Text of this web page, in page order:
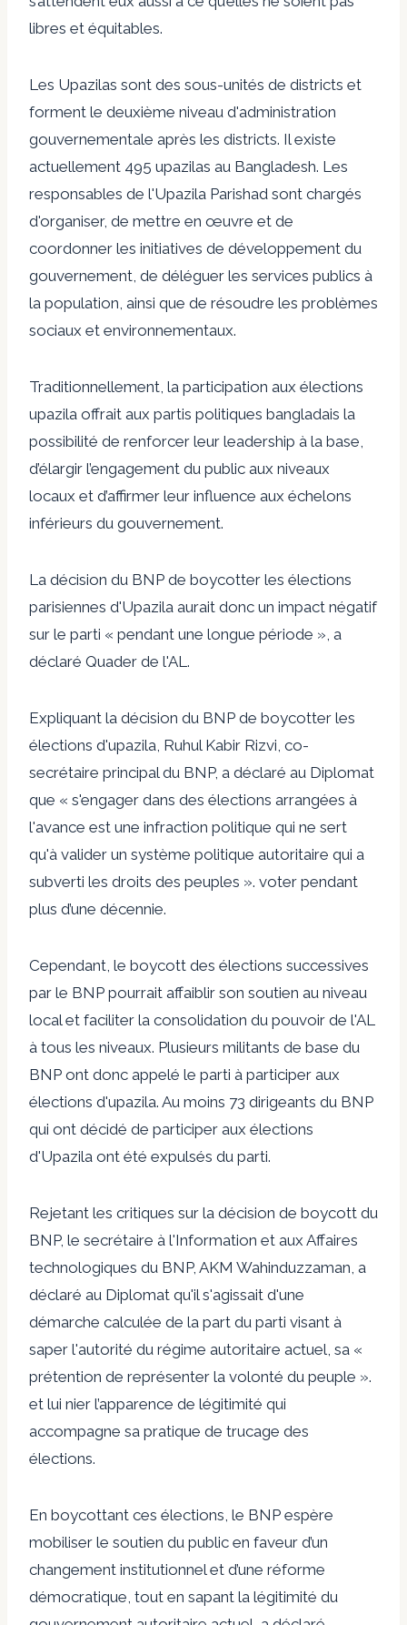
libres et équitables.
Les Upazilas sont des sous-unités de districts et
forment le deuxième niveau d'administration
gouvernementale après les districts. Il existe
actuellement 495 upazilas au Bangladesh. Les
responsables de l'Upazila Parishad sont chargés
d'organiser, de mettre en œuvre et de
coordonner les initiatives de développement du
gouvernement, de déléguer les services publics à
la population, ainsi que de résoudre les problèmes
sociaux et environnementaux.
Traditionnellement, la participation aux élections
upazila offrait aux partis politiques bangladais la
possibilité de renforcer leur leadership à la base,
d’élargir l’engagement du public aux niveaux
locaux et d’affirmer leur influence aux échelons
inférieurs du gouvernement.
La décision du BNP de boycotter les élections
parisiennes d'Upazila aurait donc un impact négatif
sur le parti « pendant une longue période », a
déclaré Quader de l'AL.
Expliquant la décision du BNP de boycotter les
élections d'upazila, Ruhul Kabir Rizvi, co-
secrétaire principal du BNP, a déclaré au Diplomat
que « s'engager dans des élections arrangées à
l'avance est une infraction politique qui ne sert
qu'à valider un système politique autoritaire qui a
subverti les droits des peuples ». voter pendant
plus d’une décennie.
Cependant, le boycott des élections successives
par le BNP pourrait affaiblir son soutien au niveau
local et faciliter la consolidation du pouvoir de l'AL
à tous les niveaux. Plusieurs militants de base du
BNP ont donc appelé le parti à participer aux
élections d'upazila. Au moins 73 dirigeants du BNP
qui ont décidé de participer aux élections
d'Upazila ont été expulsés du parti.
Rejetant les critiques sur la décision de boycott du
BNP, le secrétaire à l'Information et aux Affaires
technologiques du BNP, AKM Wahinduzzaman, a
déclaré au Diplomat qu'il s'agissait d'une
démarche calculée de la part du parti visant à
saper l'autorité du régime autoritaire actuel, sa «
prétention de représenter la volonté du peuple ».
et lui nier l’apparence de légitimité qui
accompagne sa pratique de trucage des
élections.
En boycottant ces élections, le BNP espère
mobiliser le soutien du public en faveur d’un
changement institutionnel et d’une réforme
démocratique, tout en sapant la légitimité du